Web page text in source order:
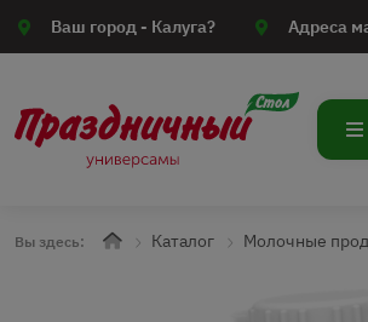
Ваш город - Калуга? Адреса
Вы здесь: Каталог Молочные